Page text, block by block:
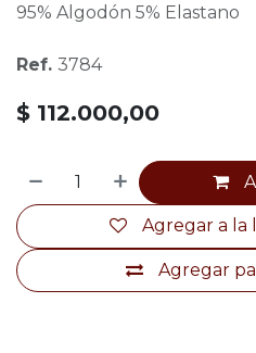
95% Algodón 5% Elastano
Ref. 3784
$ 112.000,00
Agregar
Agregar a la